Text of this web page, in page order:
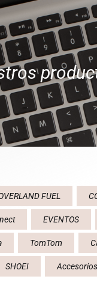
FUEL
EVENTOS
TomTom
SHOEI Accesorios